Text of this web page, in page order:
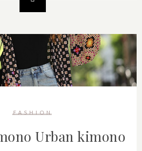
FASHION
Urban kimono